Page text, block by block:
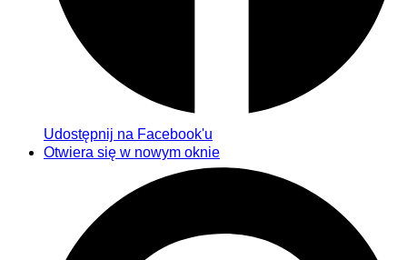
Udostępnij na Facebook'u
Otwiera się w nowym oknie